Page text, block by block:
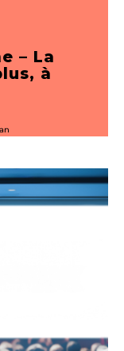
– La
à